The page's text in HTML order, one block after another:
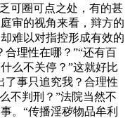
可圈可点之处，有的甚
审的视角来看，辩方的
难以对指控形成有效的
理性在哪？”“还有百
么不关停？”这就好比
了事只追究我？合理性
不判刑？”法院当然不
。“传播淫秽物品牟利